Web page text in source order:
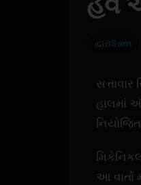
દ્વારાSam
હાલમાં
આ